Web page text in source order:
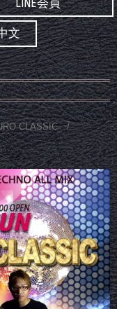
LINE会員
文
CLASSIC /